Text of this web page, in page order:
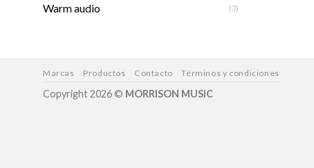
Warm audio (3)
Marcas Productos Contacto Términos y condiciones
Copyright 2026 © MORRISON MUSIC